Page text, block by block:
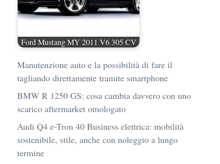
Ford Mustang MY 2011 V6 305 CV
Manutenzione auto e la possibilità di fare il
tagliando direttamente tramite smartphone
BMW R 1250 GS: cosa cambia davvero con uno
scarico aftermarket omologato
Audi Q4 e-Tron 40 Business elettrica: mobilità
sostenibile, stile, anche con noleggio a lungo
termine